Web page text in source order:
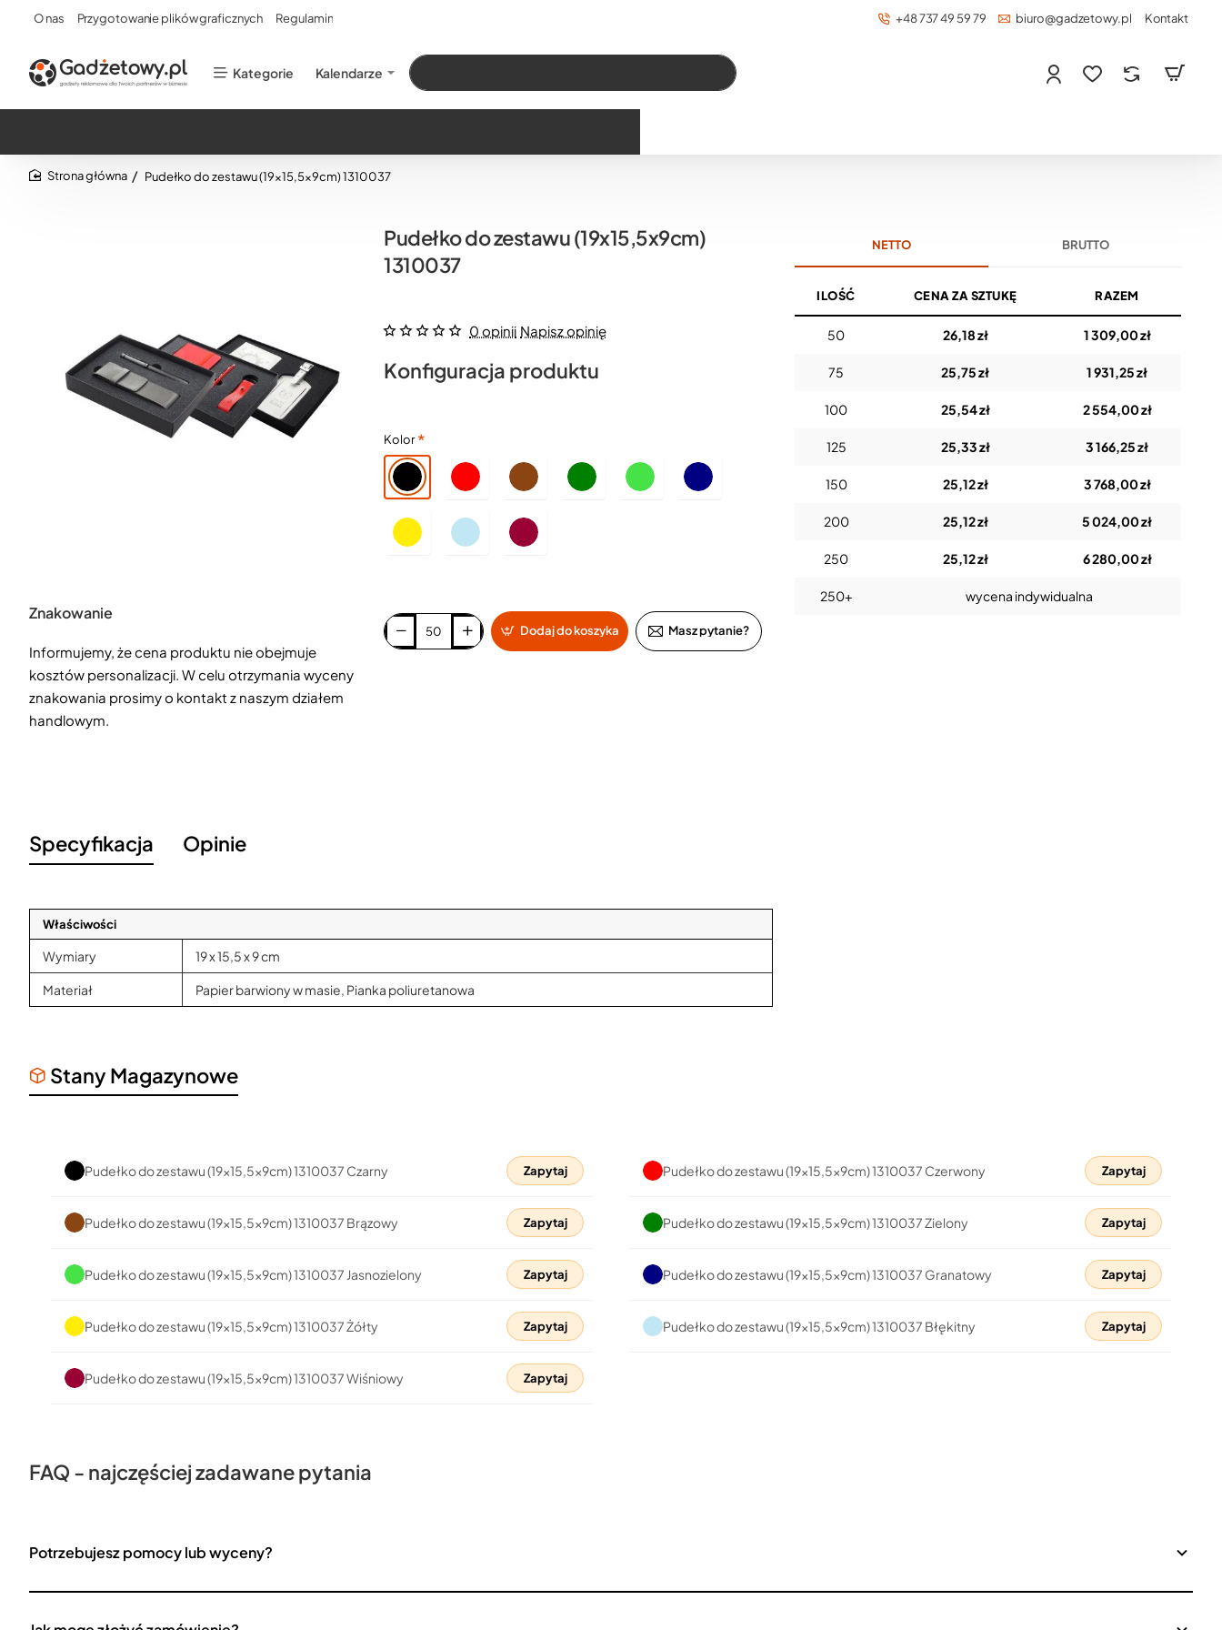
O nas Przygotowanie plików graficznych Regulamin +48 737 49 59 79 biuro@gadzetowy.pl Kontakt
Kategorie Kalendarze Szukaj…
Pudełko do zestawu (19x15,5x9cm) 1310037
Znakowanie
Informujemy, że cena produktu nie obejmuje
kosztów personalizacji. W celu otrzymania wyceny
znakowania prosimy o kontakt z naszym działem
handlowym.
Pudełko do zestawu (19x15,5x9cm)
1310037
0 opinii Napisz opinię
Konfiguracja produktu
Kolor
Dodaj do koszyka Masz pytanie?
Specyfikacja Opinie
Właściwości
Wymiary 19 x 15,5 x 9 cm
Materiał Papier barwiony w masie, Pianka poliuretanowa
NETTO BRUTTO
ILOŚĆ CENA ZA SZTUKĘ RAZEM
50 26,18 zł 1 309,00 zł
75 25,75 zł 1 931,25 zł
100 25,54 zł 2 554,00 zł
125 25,33 zł 3 166,25 zł
150 25,12 zł 3 768,00 zł
200 25,12 zł 5 024,00 zł
250 25,12 zł 6 280,00 zł
250+ wycena indywidualna
Stany Magazynowe
Pudełko do zestawu (19x15,5x9cm) 1310037 Czarny Zapytaj Pudełko do zestawu (19x15,5x9cm) 1310037 Czerwony Zapytaj
Pudełko do zestawu (19x15,5x9cm) 1310037 Brązowy Zapytaj Pudełko do zestawu (19x15,5x9cm) 1310037 Zielony Zapytaj
Pudełko do zestawu (19x15,5x9cm) 1310037 Jasnozielony Zapytaj Pudełko do zestawu (19x15,5x9cm) 1310037 Granatowy Zapytaj
Pudełko do zestawu (19x15,5x9cm) 1310037 Żółty Zapytaj Pudełko do zestawu (19x15,5x9cm) 1310037 Błękitny Zapytaj
Pudełko do zestawu (19x15,5x9cm) 1310037 Wiśniowy Zapytaj
FAQ - najczęściej zadawane pytania
Potrzebujesz pomocy lub wyceny?